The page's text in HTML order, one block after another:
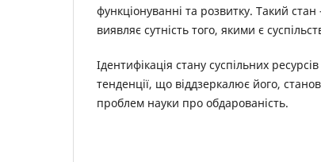
функціонуванні та розвитку. Такий
виявляє сутність того, якими є
Ідентифікація стану суспільних
тенденції, що віддзеркалює його,
проблем науки про обдарованість.